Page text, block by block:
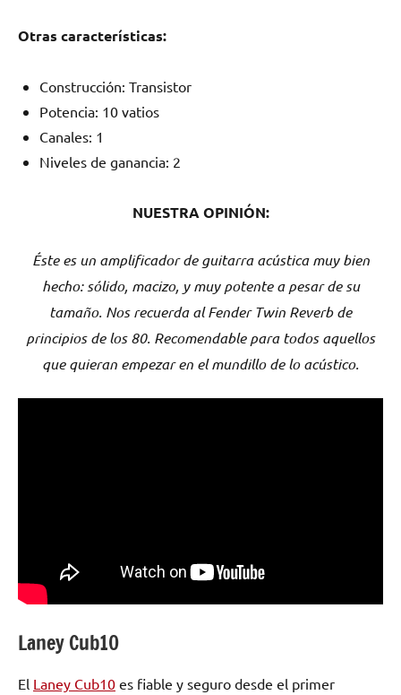
Otras características:
Construcción: Transistor
Potencia: 10 vatios
Canales: 1
Niveles de ganancia: 2
NUESTRA OPINIÓN:
Éste es un amplificador de guitarra acústica muy bien
hecho: sólido, macizo, y muy potente a pesar de su
tamaño. Nos recuerda al Fender Twin Reverb de
principios de los 80. Recomendable para todos aquellos
que quieran empezar en el mundillo de lo acústico.
Laney Cub10
El Laney Cub10 es fiable y seguro desde el primer